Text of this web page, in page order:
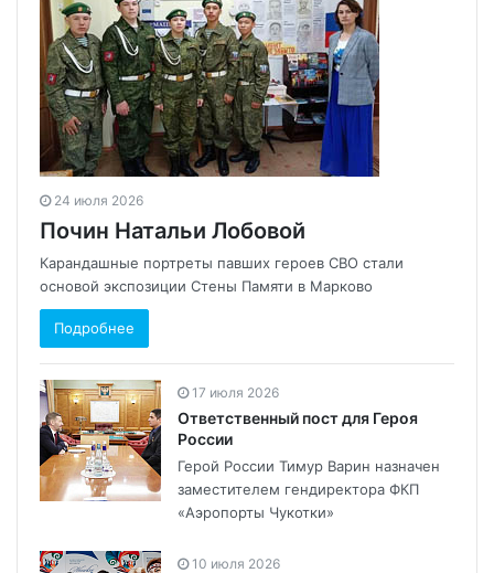
24 июля 2026
Почин Натальи Лобовой
Карандашные портреты павших героев СВО стали
основой экспозиции Стены Памяти в Марково
Подробнее
17 июля 2026
Ответственный пост для Героя
России
Герой России Тимур Варин назначен
заместителем гендиректора ФКП
«Аэропорты Чукотки»
10 июля 2026